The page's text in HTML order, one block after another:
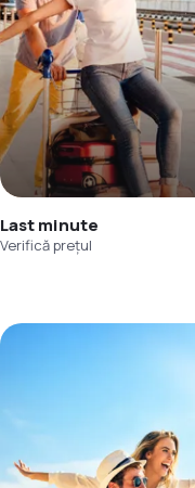
Last minute
Verifică prețul